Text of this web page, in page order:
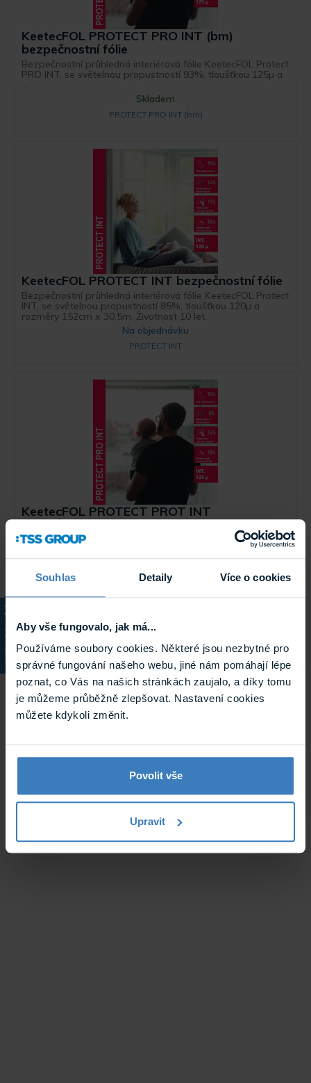
Souhlas Detaily Více o cookies
Aby vše fungovalo, jak má...
Používáme soubory cookies. Některé jsou nezbytné pro
správné fungování našeho webu, jiné nám pomáhají lépe
poznat, co Vás na našich stránkách zaujalo, a díky tomu
je můžeme průběžně zlepšovat. Nastavení cookies
můžete kdykoli změnit.
Povolit vše
Upravit
KATALOG
KeetecFOL PROTECT PRO INT (bm)
bezpečnostní fólie
Bezpečnostní průhledná interiérová fólie KeetecFOL Protect
PRO INT, se světelnou propustností 93%, tloušťkou 125µ a
...
Skladem
PROTECT PRO INT (bm)
KeetecFOL PROTECT INT bezpečnostní fólie
Bezpečnostní průhledná interiérová fólie KeetecFOL Protect
INT, se světelnou propustností 85%, tloušťkou 120µ a
rozměry 152cm x 30,5m. Životnost 10 let.
Na objednávku
PROTECT INT
KeetecFOL PROTECT PROT INT
bezpečnostní fólie
Bezpečnostní průhledná interiérová fólie KeetecFOL Protect
PRO INT, se světelnou propustností 93%, tloušťkou 125µ a
...
Skladem